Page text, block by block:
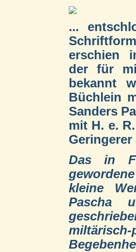
...
erschien
der für
bekannt
Büchlein
Sanders
mit H. e.
Das in
kleine
Pascha